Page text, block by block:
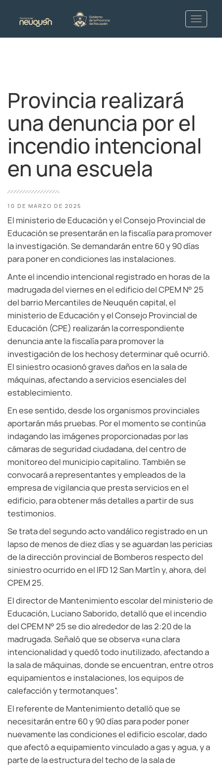
Provincia realizará
una denuncia por el
incendio intencional
en una escuela
10 DE MARZO DE 2025
El ministerio de Educación y el Consejo Provincial de
Educación se presentarán en la fiscalía para promover
la investigación. Se demandarán entre 60 y 90 días
para poner en condiciones las instalaciones.
Ante el incendio intencional registrado en horas de la
madrugada del viernes en el edificio del CPEM N° 25
del barrio Mercantiles de Neuquén capital, el
ministerio de Educación y el Consejo Provincial de
Educación (CPE) realizarán la correspondiente
denuncia ante la fiscalía para promover la
investigación de los hechosy determinar qué ocurrió.
El siniestro ocasionó graves daños en la sala de
máquinas, afectando a servicios esenciales del
establecimiento.
En ese sentido, desde los organismos provinciales
aportarán más pruebas. Por el momento se continúa
indagando las imágenes proporcionadas por las
cámaras de seguridad ciudadana, del centro de
monitoreo del municipio capitalino. También se
convocará a representantes y empleados de la
empresa de vigilancia que presta servicios en el
edificio, para obtener más detalles a partir de sus
testimonios.
Se trata del segundo acto vandálico registrado en un
lapso de menos de diez días y se aguardan las pericias
de la dirección provincial de Bomberos respecto del
siniestro ocurrido en el IFD 12 San Martín y, ahora, del
CPEM 25.
El director de Mantenimiento escolar del ministerio de
Educación, Luciano Saborido, detalló que el incendio
del CPEM N° 25 se dio alrededor de las 2:20 de la
madrugada. Señaló que se observa «una clara
intencionalidad y quedó todo inutilizado, afectando a
la sala de máquinas, donde se encuentran, entre otros
equipamientos e instalaciones, los equipos de
calefacción y termotanques”.
El referente de Mantenimiento detalló que se
necesitarán entre 60 y 90 días para poder poner
nuevamente las condiciones el edificio escolar, dado
que afectó a equipamiento vinculado a gas y agua, y a
parte de la estructura del techo de la sala de